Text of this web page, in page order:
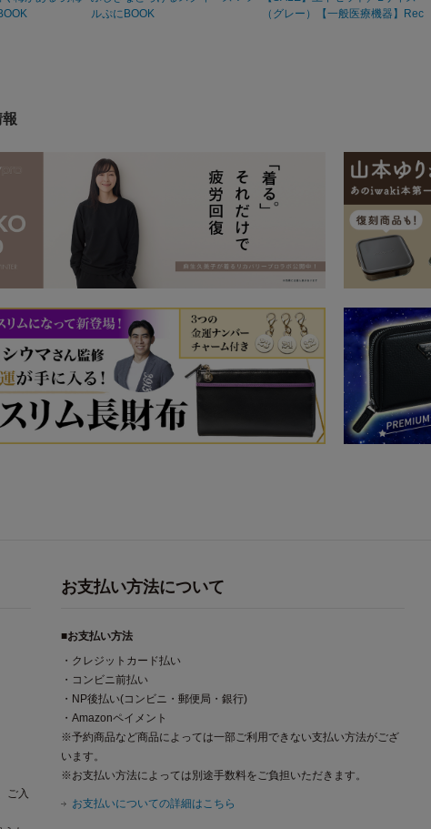
ルぷにBOOK
（グレー）【一般医療機器】Rec
ご入
お支払い方法について
■お支払い方法
・クレジットカード払い
・コンビニ前払い
・NP後払い(コンビニ・郵便局・銀行)
・Amazonペイメント
※予約商品など商品によっては一部ご利用できない支払い方法がござ
います。
※お支払い方法によっては別途手数料をご負担いただきます。
お支払いについての詳細はこちら